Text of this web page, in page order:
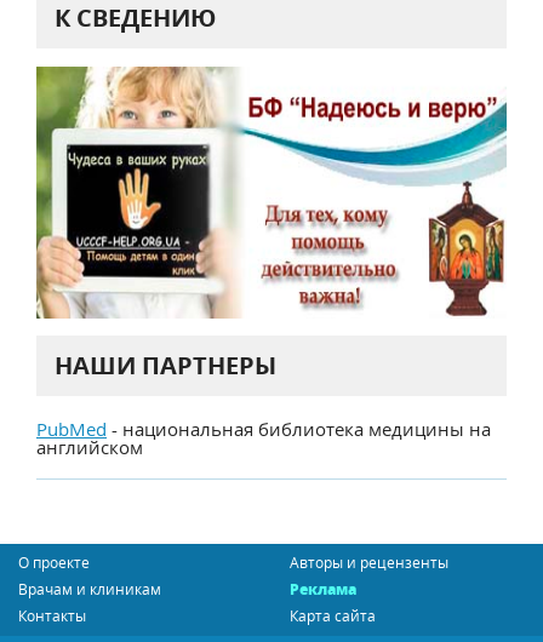
К СВЕДЕНИЮ
НАШИ ПАРТНЕРЫ
PubMed - национальная библиотека медицины на
английском
О проекте
Авторы и рецензенты
Врачам и клиникам
Реклама
Контакты
Карта сайта